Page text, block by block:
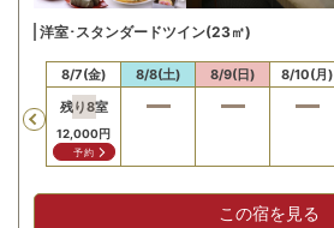
洋室･スタンダードツイン(23㎡)
Previous
8/7(金)
残り8室
12,000円
予約
8/8(土) 8/9(日) 8/10(月)
この宿を見る